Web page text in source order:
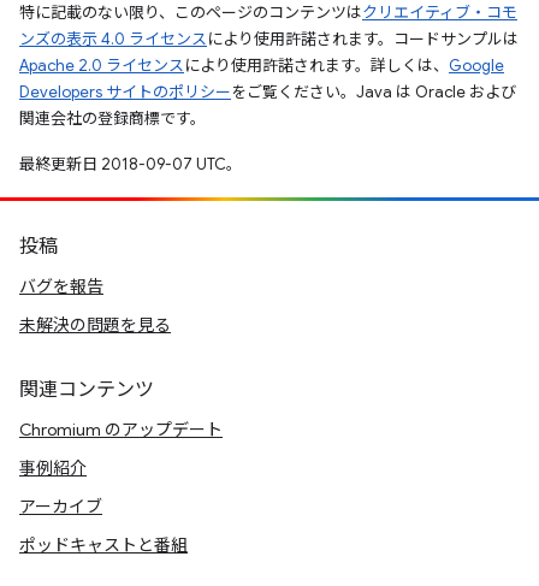
特に記載のない限り、このページのコンテンツはクリエイティブ・コモ
ンズの表示 4.0 ライセンスにより使用許諾されます。コードサンプルは
Apache 2.0 ライセンスにより使用許諾されます。詳しくは、 Google
Developers サイトのポリシーをご覧ください。Java は Oracle および
関連会社の登録商標です。
最終更新日 2018-09-07 UTC。
投稿
バグを報告
未解決の問題を見る
関連コンテンツ
Chromium のアップデート
事例紹介
アーカイブ
ポッドキャストと番組